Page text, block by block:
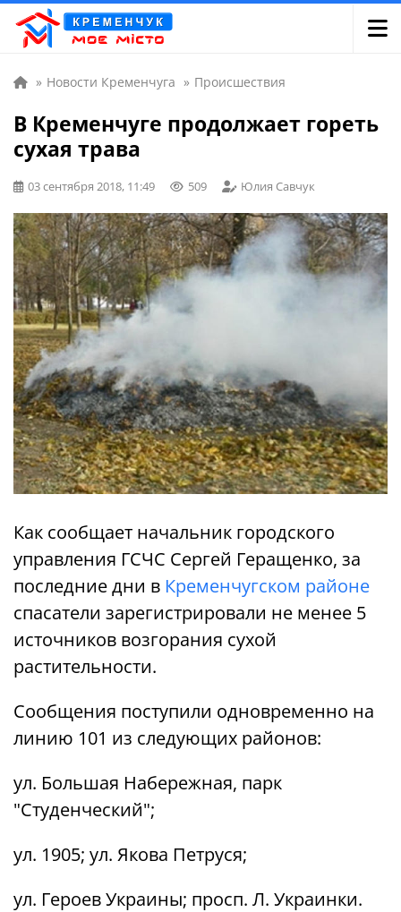
» Новости Кременчуга » Происшествия
В Кременчуге продолжает гореть
сухая трава
03 сентября 2018, 11:49 509 Юлия Савчук
Как сообщает начальник городского
управления ГСЧС Сергей Геращенко, за
последние дни в Кременчугском районе
спасатели зарегистрировали не менее 5
источников возгорания сухой
растительности.
Сообщения поступили одновременно на
линию 101 из следующих районов:
ул. Большая Набережная, парк
"Студенческий";
ул. 1905; ул. Якова Петруся;
ул. Героев Украины; просп. Л. Украинки.